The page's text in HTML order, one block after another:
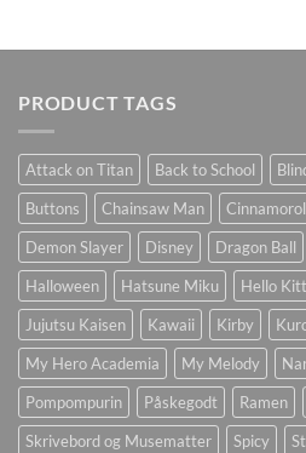
PRODUCT TAGS
Attack on Titan Back to School
Buttons
Chainsaw Man
Demon Slayer
Disney Dragon Ball
Halloween
Hatsune Miku Hello
Jujutsu Kaisen
Kawaii Kirby
My Hero Academia
My Melody
Pompompurin
Påskegodt Ramen
Skrivebord og Musematter
Spicy